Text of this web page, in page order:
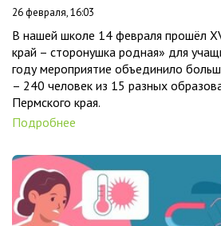
26 февраля, 16:03
В нашей школе 14 февраля прошёл
край – сторонушка родная» для
году мероприятие объединило
– 240 человек из 15 разных
Пермского края.
Подробнее